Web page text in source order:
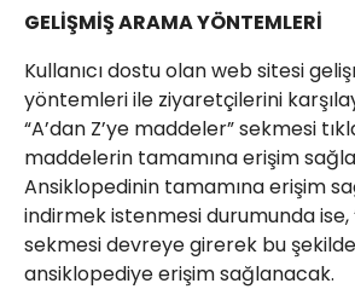
GELİŞMİŞ ARAMA YÖNTEMLERİ
Kullanıcı dostu olan web sitesi
yöntemleri ile ziyaretçilerini
“A’dan Z’ye maddeler” sekmesi
maddelerin tamamına erişim
Ansiklopedinin tamamına erişim
indirmek istenmesi durumunda ise,
sekmesi devreye girerek bu
ansiklopediye erişim sağlanacak.